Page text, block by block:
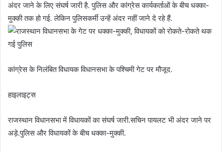
अंदर जाने के लिए संघर्ष जारी है. पुलिस और कांग्रेस कार्यकर्ताओं के बीच धक्का-
मुक्की तक हो गई. लेकिन पुलिसकर्मी उन्हें अंदर नहीं जाने दे रहे हैं.
कांग्रेस के निलंबित विधायक विधानसभा के पश्चिमी गेट पर मौजूद.
हाइलाइट्स
राजस्थान विधानसभा में विधायकों का संघर्ष जारी.सचिन पायलट भी अंदर जाने पर
अड़े.पुलिस और विधायकों के बीच धक्का-मुक्की.